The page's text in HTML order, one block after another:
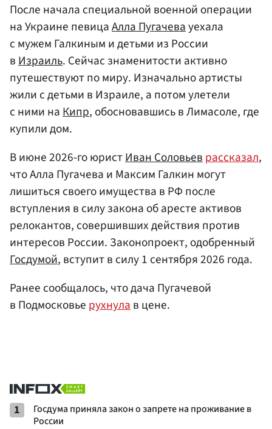
После начала специальной военной операции
на Украине певицаАлла Пугачевауехала
с мужем Галкиным и детьми из России
в Израиль. Сейчас знаменитости активно
путешествуют по миру. Изначально артисты
жили с детьми в Израиле, а потом улетели
с ними на Кипр, обосновавшись в Лимасоле, где
купили дом.
В июне 2026-го юристИван Соловьеврассказал,
что Алла Пугачева и Максим Галкин могут
лишиться своего имущества в РФ после
вступления в силу закона об аресте активов
релокантов, совершивших действия против
интересов России. Законопроект, одобренный
Госдумой, вступит в силу 1 сентября 2026 года.
Ранее сообщалось, что дача Пугачевой
в Подмосковье рухнулав цене.
1
Госдума приняла закон о запрете на проживание в
России